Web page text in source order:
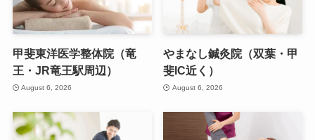
甲斐東洋医学整体院（竜
王・JR竜王駅周辺）
August 6, 2026
やまなし鍼灸院（双葉・甲
斐IC近く）
August 6, 2026